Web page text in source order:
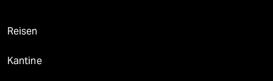
Reisen
Kantine